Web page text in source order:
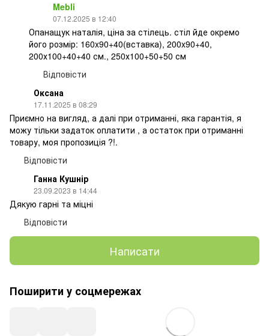
Mebli
07.12.2025 в 12:40
Опанащук наталія, ціна за стілець. стіл йде окремо
його розмір: 160x90+40(вставка), 200x90+40,
200х100+40+40 см., 250х100+50+50 см
Відповісти
Оксана
17.11.2025 в 08:29
Приємно на вигляд, а далі при отриманні, яка гарантія, я
можу тільки задаток оплатити , а остаток при отриманні
товару, моя пропозиція ?!.
Відповісти
Ганна Кушнір
23.09.2023 в 14:44
Дякую гарні та міцні
Відповісти
Написати
Поширити у соцмережах